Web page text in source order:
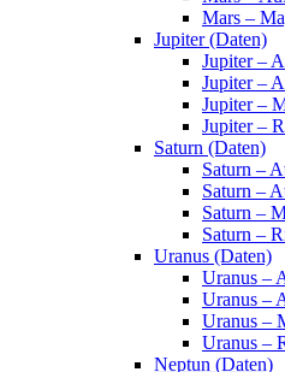
Mars –
Jupiter (Daten)
Jupiter –
Jupiter –
Jupiter –
Jupiter –
Saturn (Daten)
Saturn –
Saturn –
Saturn –
Saturn –
Uranus (Daten)
Uranus –
Uranus –
Uranus –
Uranus –
Neptun (Daten)